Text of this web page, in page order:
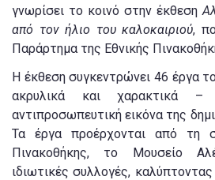
γνωρίσει το κοινό στην έκθεση
από τον ήλιο του καλοκαιριού,
Παράρτημα της Εθνικής
Η έκθεση συγκεντρώνει 46 έργα
ακρυλικά και χαρακτικά –
αντιπροσωπευτική εικόνα της
Τα έργα προέρχονται από τη
Πινακοθήκης, το Μουσείο
ιδιωτικές συλλογές,